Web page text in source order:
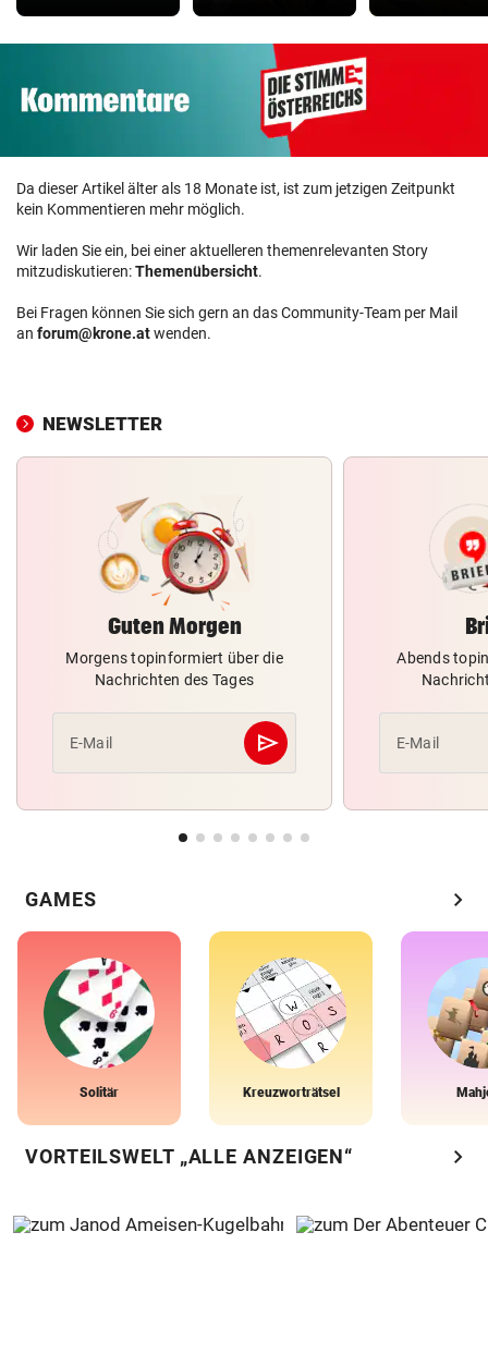
Da dieser Artikel älter als 18 Monate ist, ist zum jetzigen Zeitpunkt
kein Kommentieren mehr möglich.
Wir laden Sie ein, bei einer aktuelleren themenrelevanten Story
mitzudiskutieren:Themenübersicht.
Bei Fragen können Sie sich gern an das Community-Team per Mail
an forum@krone.atwenden.
NEWSLETTER
Guten Morgen
Morgens topinformiert über die
Nachrichten des Tages
E-Mail send
Abschicken
Abends
E-Mail
GAMES chevron_right
Solitär Kreuzworträtsel
VORTEILSWELT „ALLE ANZEIGEN“ chevron_right